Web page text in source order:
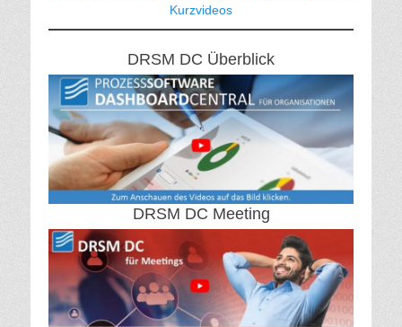
Kurzvideos
DRSM DC Überblick
DRSM DC Meeting